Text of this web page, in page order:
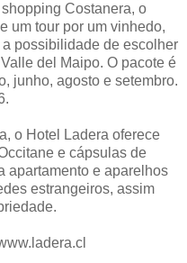
Costanera, o
um tour por um vinhedo,
possibilidade de escolher
del Maipo. O pacote é
junho, agosto e setembro.
o Hotel Ladera oferece
e cápsulas de
apartamento e aparelhos
estrangeiros, assim